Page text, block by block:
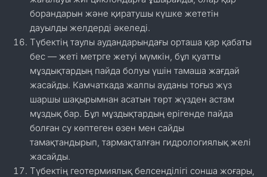
борандарын және қиратушы күшке жететін
дауылды желдерді әкеледі.
Түбектің таулы аудандарындағы орташа қар қабаты
бес — жеті метрге жетуі мүмкін, бұл қуатты
мұздықтардың пайда болуы үшін тамаша жағдай
жасайды. Камчаткада жалпы ауданы тоғыз жүз
шаршы шақырымнан асатын төрт жүзден астам
мұздық бар. Бұл мұздықтардың ерігенде пайда
болған су көптеген өзен мен сайды
тамақтандырып, тармақталған гидрологиялық желі
жасайды.
Түбектің геотермиялық белсенділігі сонша жоғары,